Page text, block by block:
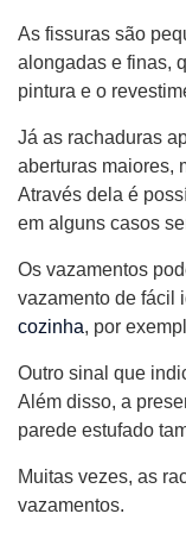
As fissuras são
alongadas e finas,
pintura e o
Já as rachaduras
aberturas maiores,
Através dela é
em alguns casos
Os vazamentos
vazamento de fácil
cozinha, por
Outro sinal que
Além disso, a
parede estufado
Muitas vezes, as
vazamentos.